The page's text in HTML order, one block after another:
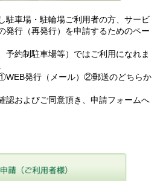
駐車場・駐輪場ご利用者の方、サービ
発行（再発行）を申請するためのペー
予約制駐車場等）ではご利用になれま
発行（メール）②郵送のどちらか
認およびご同意頂き、申請フォームへ